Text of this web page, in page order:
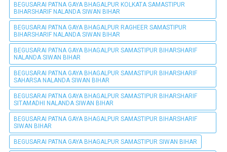
BEGUSARAI PATNA GAYA BHAGALPUR KOLKATA SAMASTIPUR
BIHARSHARIF NALANDA SIWAN BIHAR
BEGUSARAI PATNA GAYA BHAGALPUR RAGHEER SAMASTIPUR
BIHARSHARIF NALANDA SIWAN BIHAR
BEGUSARAI PATNA GAYA BHAGALPUR SAMASTIPUR BIHARSHARIF
NALANDA SIWAN BIHAR
BEGUSARAI PATNA GAYA BHAGALPUR SAMASTIPUR BIHARSHARIF
SAHARSA NALANDA SIWAN BIHAR
BEGUSARAI PATNA GAYA BHAGALPUR SAMASTIPUR BIHARSHARIF
SITAMADHI NALANDA SIWAN BIHAR
BEGUSARAI PATNA GAYA BHAGALPUR SAMASTIPUR BIHARSHARIF
SIWAN BIHAR
BEGUSARAI PATNA GAYA BHAGALPUR SAMASTIPUR SIWAN BIHAR